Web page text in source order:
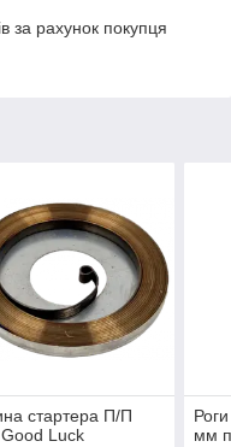
за рахунок покупця
стартера П/П
Luck
мм